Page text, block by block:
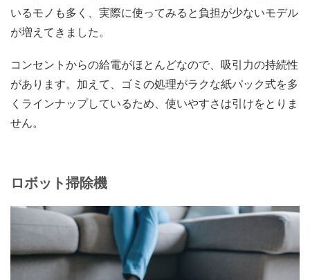
いるモノも多く、実際に使ってみると負担が少ないモデル
が増えてきました。
コンセントからの給電がほとんどなので、吸引力の持続性
があります。加えて、ゴミの処理がラクな紙パック式を多
くラインナップしているため、使いやすさは引けをとりま
せん。
ロボット掃除機